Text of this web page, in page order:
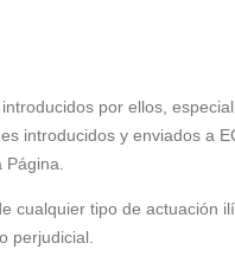
por ellos,
introducidos y enviados a
cualquier tipo de actuación
perjudicial.